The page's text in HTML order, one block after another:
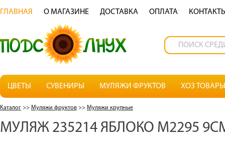
ГЛАВНАЯ О МАГАЗИНЕ ДОСТАВКА OПЛАТА
ЦВЕТЫ СУВЕНИРЫ МУЛЯЖИ ФРУКТОВ ХОЗ ТОВАРЫ
Каталог >> Муляжи фруктов >> Муляжи крупные
МУЛЯЖ 235214 ЯБЛОКО М2295